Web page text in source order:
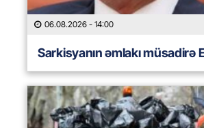
06.08.2026 - 14:00
Sarkisyanın əmlakı müsadirə